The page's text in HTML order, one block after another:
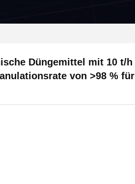
Düngemittel mit 10 t/h
von >98 % für